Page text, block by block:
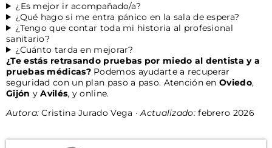
¿Es mejor ir acompañado/a?
¿Qué hago si me entra pánico en la sala de espera?
¿Tengo que contar toda mi historia al profesional
sanitario?
¿Cuánto tarda en mejorar?
¿Te estás retrasando pruebas por miedo al dentista y a
pruebas médicas?Podemos ayudarte a recuperar
seguridad con un plan paso a paso. Atención enOviedo,
Gijón yAvilés, y online.
Autora: Cristina Jurado Vega ·Actualizado:febrero 2026